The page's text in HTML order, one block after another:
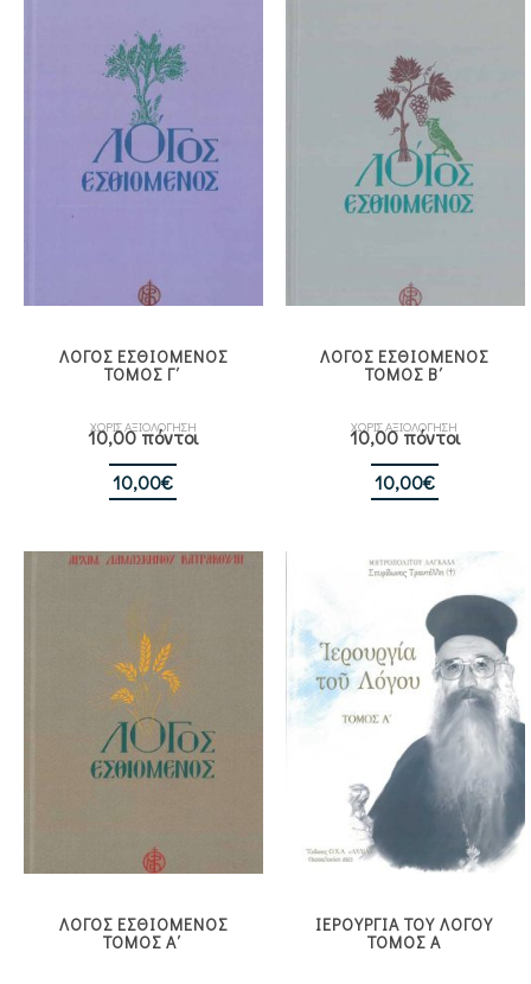
ΛΟΓΟΣ ΕΣΘΙΟΜΕΝΟΣ
ΤΟΜΟΣ Γ΄
ΧΩΡΙΣ ΑΞΙΟΛΟΓΗΣΗ
10,00 πόντοι
10,00€
ΛΟΓΟΣ ΕΣΘΙΟΜΕΝΟΣ
ΤΟΜΟΣ Β΄
ΧΩΡΙΣ ΑΞΙΟΛΟΓΗΣΗ
10,00 πόντοι
10,00€
ΛΟΓΟΣ ΕΣΘΙΟΜΕΝΟΣ
ΤΟΜΟΣ Α΄
ΙΕΡΟΥΡΓΙΑ ΤΟΥ ΛΟΓΟΥ
ΤΟΜΟΣ Α